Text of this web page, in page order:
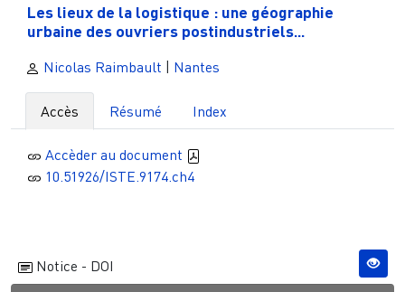
Les lieux de la logistique : une géographie
urbaine des ouvriers postindustriels...
Nicolas Raimbault | Nantes
Accès Résumé Index
Accèder au document
10.51926/ISTE.9174.ch4
Notice - DOI